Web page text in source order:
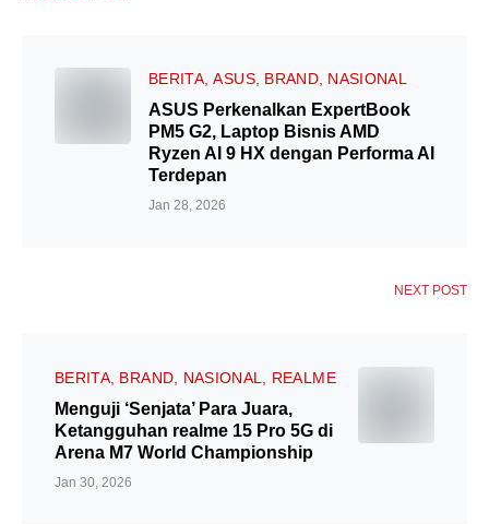
BERITA ASUS BRAND NASIONAL
ASUS Perkenalkan ExpertBook
PM5 G2, Laptop Bisnis AMD
Ryzen AI 9 HX dengan Performa AI
Terdepan
Jan 28, 2026
NEXT POST
BERITA BRAND NASIONAL REALME
Menguji ‘Senjata’ Para Juara,
Ketangguhan realme 15 Pro 5G di
Arena M7 World Championship
Jan 30, 2026